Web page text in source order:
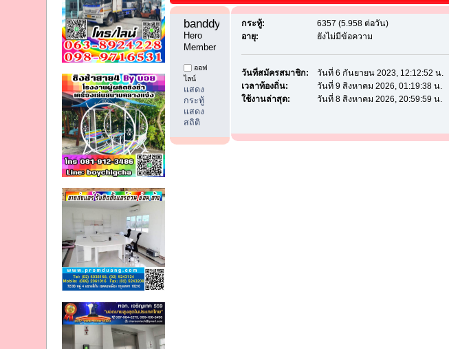
banddyes1
Hero
Member
ออฟ
ไลน์
แสดง
กระทู้
แสดง
สถิติ
กระทู้:
6357 (5.958 ต่อวัน)
อายุ:
ยังไม่มีข้อความ
วันที่สมัครสมาชิก:
วันที่ 6 กันยายน 2023, 12:12:52 น.
เวลาท้องถิ่น:
วันที่ 9 สิงหาคม 2026, 01:19:38 น.
ใช้งานล่าสุด:
วันที่ 8 สิงหาคม 2026, 20:59:59 น.